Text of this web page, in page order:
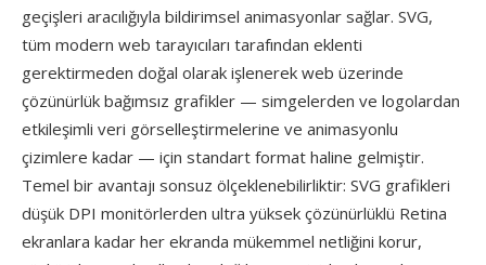
geçişleri aracılığıyla bildirimsel animasyonlar sağlar. SVG,
tüm modern web tarayıcıları tarafından eklenti
gerektirmeden doğal olarak işlenerek web üzerinde
çözünürlük bağımsız grafikler — simgelerden ve logolardan
etkileşimli veri görselleştirmelerine ve animasyonlu
çizimlere kadar — için standart format haline gelmiştir.
Temel bir avantajı sonsuz ölçeklenebilirliktir: SVG grafikleri
düşük DPI monitörlerden ultra yüksek çözünürlüklü Retina
ekranlara kadar her ekranda mükemmel netliğini korur,